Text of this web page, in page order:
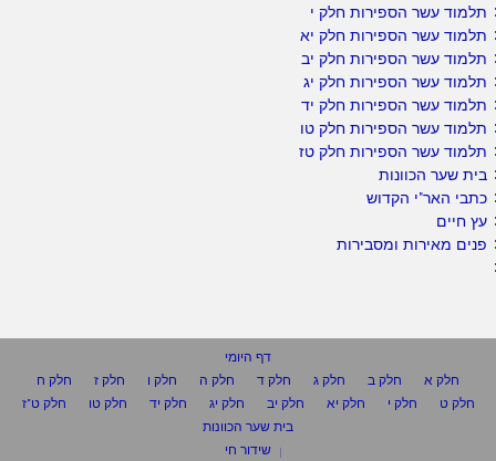
תלמוד עשר הספירות חלק י
תלמוד עשר הספירות חלק יא
תלמוד עשר הספירות חלק יב
תלמוד עשר הספירות חלק יג
תלמוד עשר הספירות חלק יד
תלמוד עשר הספירות חלק טו
תלמוד עשר הספירות חלק טז
בית שער הכוונות
כתבי האר"י הקדוש
עץ חיים
פנים מאירות ומסבירות
דף היומי
חלק א
חלק ב חלק ג חלק ד חלק ה חלק ו חלק ז
חלק ח
חלק ט
חלק י חלק יא חלק יב חלק יג חלק יד חלק טו
חלק ט"ז
בית שער הכוונות
שידור חי